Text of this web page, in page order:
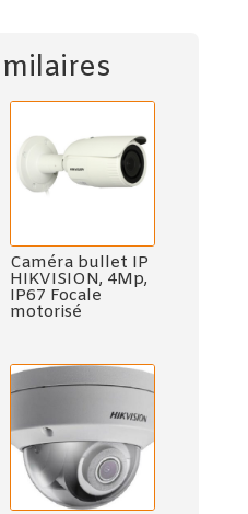
Caméra bullet IP
HIKVISION, 4Mp,
IP67 Focale
motorisé